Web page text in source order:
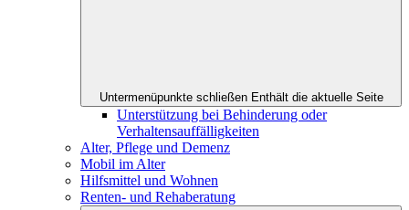
Untermenüpunkte schließen Enthält die aktuelle Seite
Unterstützung bei Behinderung oder
Verhaltensauffälligkeiten
Alter, Pflege und Demenz
Mobil im Alter
Hilfsmittel und Wohnen
Renten- und Rehaberatung